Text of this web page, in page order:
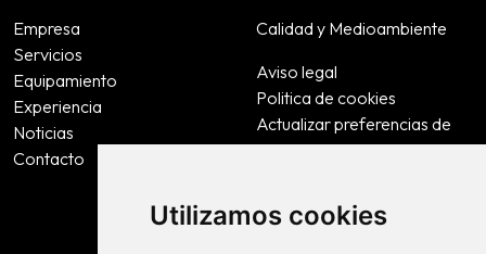
Utilizamos cookies
Empresa
Servicios
Equipamiento
Experiencia
Noticias
Contacto
Calidad y Medioambiente
Aviso legal
Politica de cookies
Actualizar preferencias de
cookies
Accesibilidad